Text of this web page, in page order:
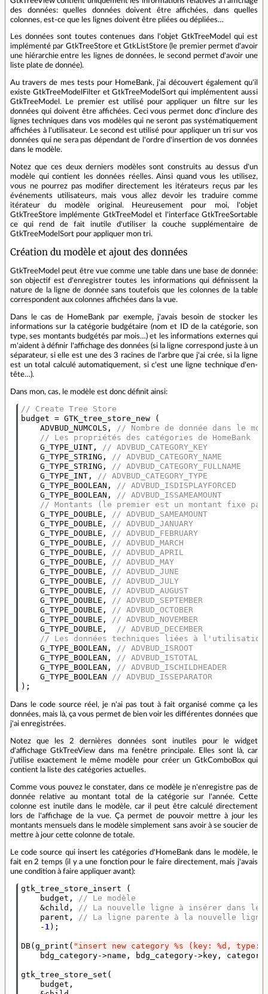
des données: quelles données doivent être affichées, dans quelles
colonnes, est-ce que les lignes doivent être pliées ou dépliées…
Les données sont toutes contenues dans l'objet GtkTreeModel qui est
implémenté par GtkTreeStore et GtkListStore (le premier permet d'avoir
une hiérarchie entre les lignes de données, le second permet d'avoir une
liste plate de donnée).
Au travers de mes tests pour HomeBank, j'ai découvert également qu'il
existe GtkTreeModelFilter et GtkTreeModelSort qui implémentent aussi
GtkTreeModel. Le premier est utilisé pour appliquer un filtre sur les
données qui doivent être affichées. Ceci vous permet donc d'inclure des
lignes techniques dans vos modèles qui ne seront pas systématiquement
affichées à l'utilisateur. Le second est utilisé pour appliquer un tri sur vos
données qui ne sera pas dépendant de l'ordre d'insertion de vos données
dans le modèle.
Notez que ces deux derniers modèles sont construits au dessus d'un
modèle qui contient les données réelles. Ainsi quand vous les utilisez,
vous ne pourrez pas modifier directement les itérateurs reçus par les
événements utilisateurs, mais vous allez devoir les traduire comme
itérateur du modèle original. Heureusement pour moi, l'objet
GtkTreeStore implémente GtkTreeModel et l'interface GtkTreeSortable
ce qui rend de fait inutile d'utiliser la couche supplémentaire de
GtkTreeModelSort pour appliquer mon tri.
Création du modèle et ajout des données
GtkTreeModel peut être vue comme une table dans une base de donnée:
son objectif est d'enregistrer toutes les informations qui définissent la
nature de la ligne de donnée sans toutefois que les colonnes de la table
correspondent aux colonnes affichées dans la vue.
Dans le cas de HomeBank par exemple, j'avais besoin de stocker les
informations sur la catégorie budgétaire (nom et ID de la catégorie, son
type, ses montants budgétés par mois…) et les informations externes qui
m'aident à définir l'affichage des données (si la ligne correspond juste à un
séparateur, si elle est une des 3 racines de l'arbre que j'ai crée, si la ligne
est un total calculé automatiquement, si c'est une ligne technique d'en-
tête…).
Dans mon, cas, le modèle est donc définit ainsi:
// Create Tree Store
budget = GTK_tree_store_new
(
ADVBUD_NUMCOLS ,
// Nombre de donnée dans le
// Les propriétés des catégories de HomeBank
G_TYPE_UINT ,
// ADVBUD_CATEGORY_KEY
G_TYPE_STRING ,
// ADVBUD_CATEGORY_NAME
G_TYPE_STRING ,
// ADVBUD_CATEGORY_FULLNAME
G_TYPE_INT ,
// ADVBUD_CATEGORY_TYPE
G_TYPE_BOOLEAN ,
// ADVBUD_ISDISPLAYFORCED
G_TYPE_BOOLEAN ,
// ADVBUD_ISSAMEAMOUNT
// Montants (le premier est un montant fixe par
G_TYPE_DOUBLE ,
// ADVBUD_SAMEAMOUNT
G_TYPE_DOUBLE ,
// ADVBUD_JANUARY
G_TYPE_DOUBLE ,
// ADVBUD_FEBRUARY
G_TYPE_DOUBLE ,
// ADVBUD_MARCH
G_TYPE_DOUBLE ,
// ADVBUD_APRIL
G_TYPE_DOUBLE ,
// ADVBUD_MAY
G_TYPE_DOUBLE ,
// ADVBUD_JUNE
G_TYPE_DOUBLE ,
// ADVBUD_JULY
G_TYPE_DOUBLE ,
// ADVBUD_AUGUST
G_TYPE_DOUBLE ,
// ADVBUD_SEPTEMBER
G_TYPE_DOUBLE ,
// ADVBUD_OCTOBER
G_TYPE_DOUBLE ,
// ADVBUD_NOVEMBER
G_TYPE_DOUBLE ,
// ADVBUD_DECEMBER
// Les données techniques liées à l'utilisation
G_TYPE_BOOLEAN ,
// ADVBUD_ISROOT
G_TYPE_BOOLEAN ,
// ADVBUD_ISTOTAL
G_TYPE_BOOLEAN ,
// ADVBUD_ISCHILDHEADER
G_TYPE_BOOLEAN
// ADVBUD_ISSEPARATOR
);
Dans le code source réel, je n'ai pas tout à fait organisé comme ça les
données, mais là, ça vous permet de bien voir les différentes données que
j'ai enregistrées.
Notez que les 2 dernières données sont inutiles pour le widget
d'affichage GtkTreeView dans ma fenêtre principale. Elles sont là, car
j'utilise exactement le même modèle pour créer un GtkComboBox qui
contient la liste des catégories actuelles.
Comme vous pouvez le constater, dans ce modèle je n'enregistre pas de
donnée relative au montant total de la catégorie sur l'année. Cette
colonne est inutile dans le modèle, car il peut être calculé directement
lors de l'affichage de la vue. Ça permet de pouvoir mettre à jour les
montants mensuels dans le modèle simplement sans avoir à se soucier de
mettre à jour cette colonne de totale.
Le code source qui insert les catégories d'HomeBank dans le modèle, le
fait en 2 temps (il y a une fonction pour le faire directement, mais j'avais
une condition à faire appliquer avant):
gtk_tree_store_insert
(
budget ,
// Le modèle
&child ,
// La nouvelle ligne à insérer dans le
parent ,
// La ligne parente à la nouvelle ligne
- 1);
DB( g_print ( "insert new category %s (key: %d, type:
bdg_category->name , bdg_category->key ,
gtk_tree_store_set (
budget ,